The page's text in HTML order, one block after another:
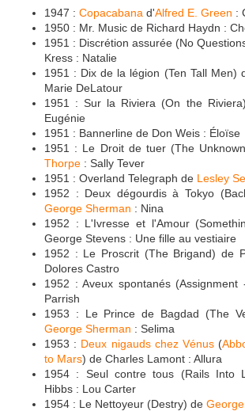
1947 : Copacabana d'Alfred E. Green :
1950 : Mr. Music de Richard Haydn :
1951 : Discrétion assurée (No
Kress : Natalie
1951 : Dix de la légion (Ten Tall Men)
Marie DeLatour
1951 : Sur la Riviera (On the
Eugénie
1951 : Bannerline de Don Weis : Éloïse
1951 : Le Droit de tuer (The
Thorpe : Sally Tever
1951 : Overland Telegraph de Lesley
1952 : Deux dégourdis à Tokyo
George Sherman : Nina
1952 : L'Ivresse et l'Amour
George Stevens : Une fille au vestiaire
1952 : Le Proscrit (The Brigand) de
Dolores Castro
1952 : Aveux spontanés
Parrish
1953 : Le Prince de Bagdad (The
George Sherman : Selima
1953 : Deux nigauds chez Vénus (
to Mars) de Charles Lamont : Allura
1954 : Seul contre tous (Rails Into
Hibbs : Lou Carter
1954 : Le Nettoyeur (Destry) de